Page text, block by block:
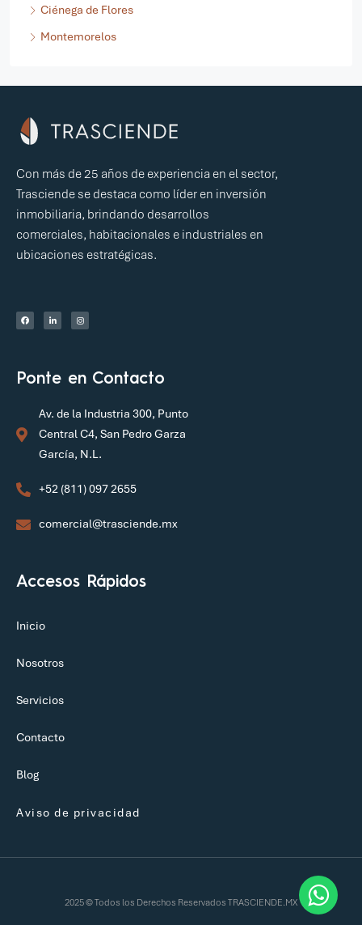
Linares
Ciénega de Flores
Con más de 25 años de experiencia en el sector,
Trasciende se destaca como líder en inversión
inmobiliaria, brindando desarrollos
comerciales, habitacionales e industriales en
Av. de la Industria 300, Punto
Central C4, San Pedro Garza